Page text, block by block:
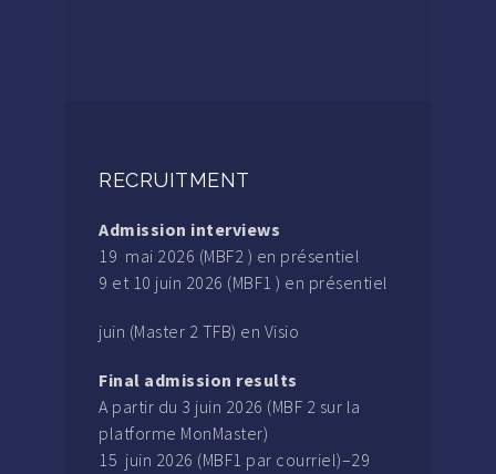
RECRUITMENT
Admission interviews
19 mai 2026 (MBF2 ) en présentiel
9 et 10 juin 2026 (MBF1 ) en présentiel
juin (Master 2 TFB) en Visio
Final admission results
A partir du 3 juin 2026 (MBF 2 sur la
platforme MonMaster)
15 juin 2026 (MBF1 par courriel)–29